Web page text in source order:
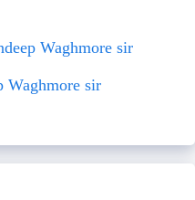
Waghmore sir
Waghmore sir